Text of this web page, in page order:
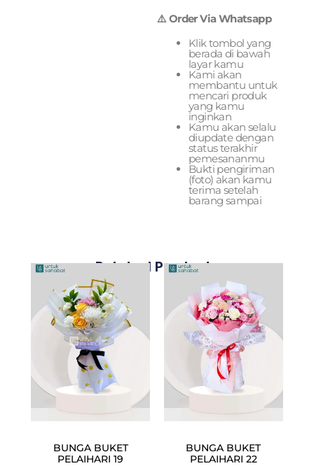
⚠️ Order Via Whatsapp
Klik tombol yang
berada di bawah
layar kamu
Kami akan
membantu untuk
mencari produk
yang kamu
inginkan
Kamu akan selalu
diupdate dengan
status terakhir
pemesananmu
Bukti pengiriman
(foto) akan kamu
terima setelah
barang sampai
Related Products
BUNGA BUKET
PELAIHARI 19
BUNGA BUKET
PELAIHARI 22